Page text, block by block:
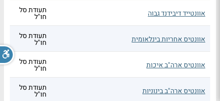
אוונטייד דיבידנד גבוה תעודת סל
חו"ל
אוונטיס אחריות בינלאומית תעודת סל
חו"ל
אוונטיס ארה"ב איכות תעודת סל
חו"ל
אוונטיס ארה"ב בינוניות תעודת סל
חו"ל